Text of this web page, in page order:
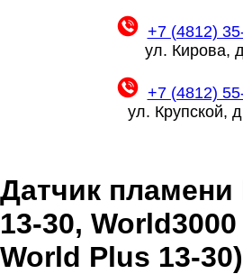
+7 (4812)
ул. Кирова,
+7 (4812)
ул. Крупской,
Датчик пламени
13-30, World3000
World Plus 13-30)